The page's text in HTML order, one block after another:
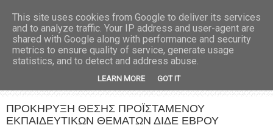
ΠΡΟΚΗΡΥΞΗ ΘΕΣΗΣ ΠΡΟΪΣΤΑΜΕΝΟΥ
ΕΚΠΑΙΔΕΥΤΙΚΩΝ ΘΕΜΑΤΩΝ ΔΙΔΕ ΕΒΡΟΥ
This site uses cookies from Google to deliver its services
and to analyze traffic. Your IP address and user-agent are
shared with Google along with performance and security
metrics to ensure quality of service, generate usage
statistics, and to detect and address abuse.
LEARN MORE GOT IT